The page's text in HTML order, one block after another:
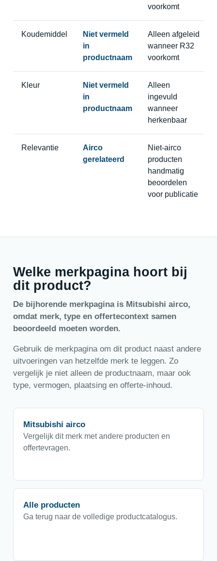
voorkomt
Koudemiddel
Niet vermeld
in
productnaam
Alleen afgeleid
wanneer R32
voorkomt
Kleur
Niet vermeld
in
productnaam
Alleen
ingevuld
wanneer
herkenbaar
Relevantie
Airco
gerelateerd
Niet-airco
producten
handmatig
beoordelen
voor publicatie
Welke merkpagina hoort bij
dit product?
De bijhorende merkpagina is Mitsubishi airco,
omdat merk, type en offertecontext samen
beoordeeld moeten worden.
Gebruik de merkpagina om dit product naast andere
uitvoeringen van hetzelfde merk te leggen. Zo
vergelijk je niet alleen de productnaam, maar ook
type, vermogen, plaatsing en offerte-inhoud.
Mitsubishi airco
Vergelijk dit merk met andere producten en
offertevragen.
Alle producten
Ga terug naar de volledige productcatalogus.